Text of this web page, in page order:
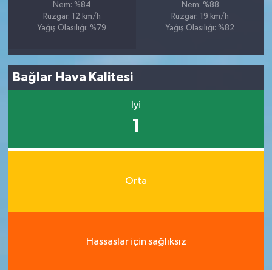
Nem: %84
Rüzgar: 12 km/h
Yağış Olasılığı: %79
Nem: %88
Rüzgar: 19 km/h
Yağış Olasılığı: %82
Bağlar Hava Kalitesi
İyi
1
Orta
Hassaslar için sağlıksız